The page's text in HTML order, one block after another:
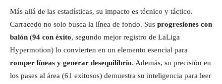
Más allá de las estadísticas, su impacto es técnico y táctico.
Carracedo no solo busca la línea de fondo. Sus progresiones con
balón (94 con éxito, segundo mejor registro de LaLiga
Hypermotion) lo convierten en un elemento esencial para
romper líneas y generar desequilibrio. Además, su precisión en
los pases al área (61 exitosos) demuestra su inteligencia para leer